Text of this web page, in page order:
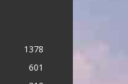
1378
601